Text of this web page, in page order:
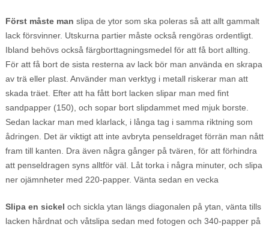
Först måste man slipa de ytor som ska poleras så att allt gammalt
lack försvinner. Utskurna partier måste också rengöras ordentligt.
Ibland behövs också färgborttagningsmedel för att få bort allting.
För att få bort de sista resterna av lack bör man använda en skrapa
av trä eller plast. Använder man verktyg i metall riskerar man att
skada träet. Efter att ha fått bort lacken slipar man med fint
sandpapper (150), och sopar bort slipdammet med mjuk borste.
Sedan lackar man med klarlack, i långa tag i samma riktning som
ådringen. Det är viktigt att inte avbryta penseldraget förrän man nått
fram till kanten. Dra även några gånger på tvären, för att förhindra
att penseldragen syns alltför väl. Låt torka i några minuter, och slipa
ner ojämnheter med 220-papper. Vänta sedan en vecka
Slipa en sickel och sickla ytan längs diagonalen på ytan, vänta tills
lacken hårdnat och våtslipa sedan med fotogen och 340-papper på